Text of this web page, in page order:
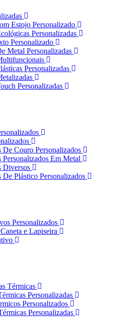
Estojo Personalizado
Personalizadas
Personalizado
Metal Personalizadas
Personalizadas
Personalizadas
De Couro Personalizados
Personalizados Em Metal
Diversos
De Plástico Personalizados
Personalizados
e Lapiseira
Térmicas
Personalizadas
Personalizados
Personalizadas